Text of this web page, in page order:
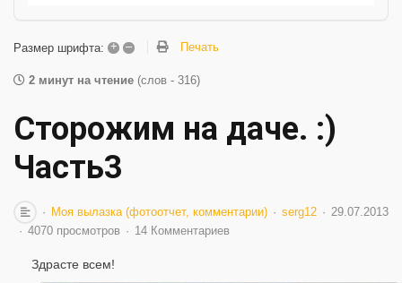
Размер шрифта: + – Печать
2 минут на чтение (слов - 316)
Сторожим на даче. :)
Часть3
Моя вылазка (фотоотчет, комментарии) serg12
29.07.2013
4070 просмотров
14 Комментариев
Здрасте всем!